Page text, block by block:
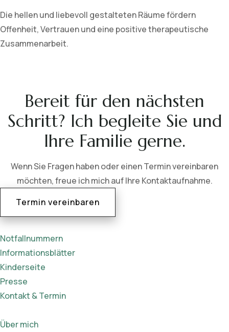
Die hellen und liebevoll gestalteten Räume fördern
Offenheit, Vertrauen und eine positive therapeutische
Zusammenarbeit.
Bereit für den nächsten
Schritt? Ich begleite Sie und
Ihre Familie gerne.
Wenn Sie Fragen haben oder einen Termin vereinbaren
möchten, freue ich mich auf Ihre Kontaktaufnahme.
Termin vereinbaren
Notfallnummern
Informationsblätter
Kinderseite
Presse
Kontakt & Termin
Über mich